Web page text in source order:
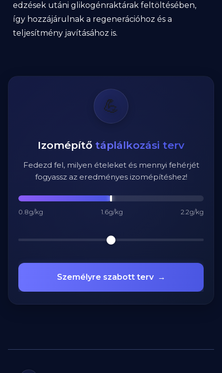
edzések utáni glikogénraktárak feltöltésében,
így hozzájárulnak a regenerációhoz és a
teljesítmény javításához is.
💪
Izomépítő táplálkozási terv
Fedezd fel, milyen ételeket és mennyi fehérjét
fogyassz az eredményes izomépítéshez!
0.8g/kg 1.6g/kg 2.2g/kg
Személyre szabott terv →